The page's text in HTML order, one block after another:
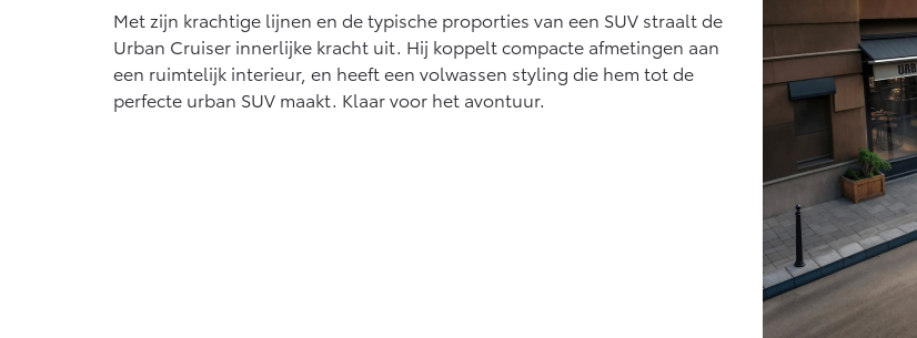
Met zijn krachtige lijnen en de typische proporties van een SUV straalt de
Urban Cruiser innerlijke kracht uit. Hij koppelt compacte afmetingen aan
een ruimtelijk interieur, en heeft een volwassen styling die hem tot de
perfecte urban SUV maakt. Klaar voor het avontuur.